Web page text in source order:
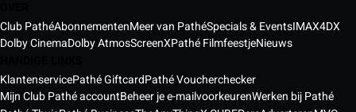
Club PathéAbonnementenMeer van PathéSpecials & EventsIMAX4DX
Dolby CinemaDolby AtmosScreenXPathé FilmfeestjeNieuws
KlantenservicePathé GiftcardPathé Voucherchecker
Mijn Club Pathé accountBeheer je e-mailvoorkeurenWerken bij Pathé